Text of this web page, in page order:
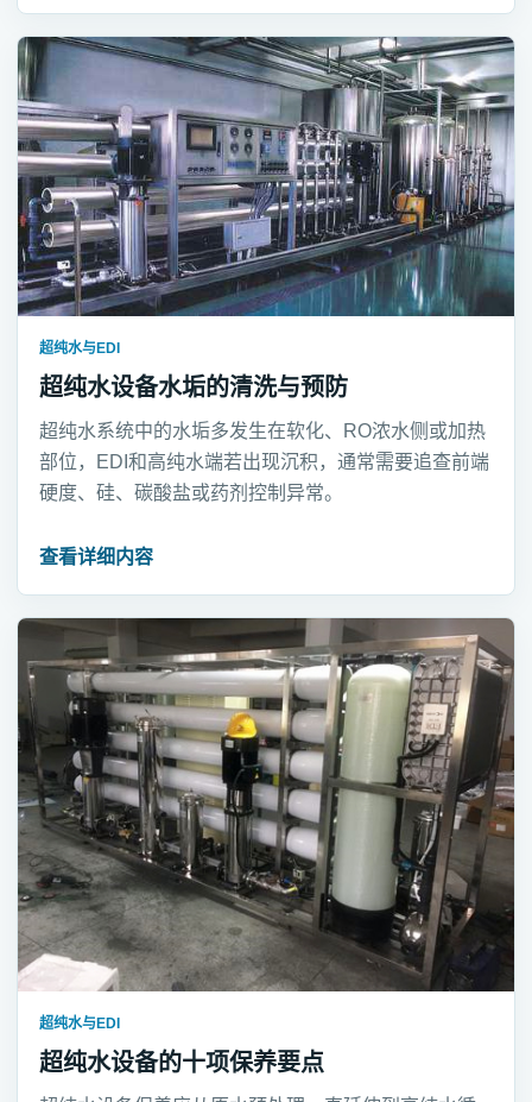
超纯水与EDI
超纯水设备水垢的清洗与预防
超纯水系统中的水垢多发生在软化、RO浓水侧或加热
部位，EDI和高纯水端若出现沉积，通常需要追查前端
硬度、硅、碳酸盐或药剂控制异常。
查看详细内容
超纯水与EDI
超纯水设备的十项保养要点